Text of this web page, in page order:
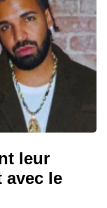
leur
avec le